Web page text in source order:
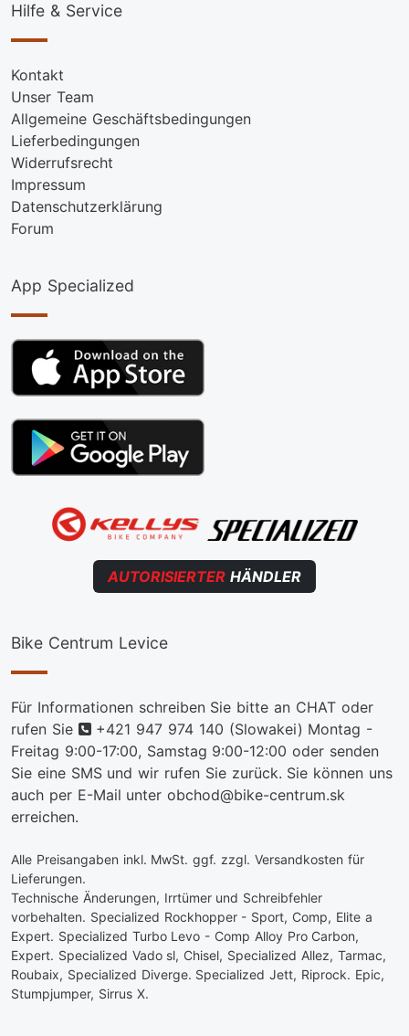
Hilfe & Service
Kontakt
Unser Team
Allgemeine Geschäftsbedingungen
Lieferbedingungen
Widerrufsrecht
Impressum
Datenschutzerklärung
Forum
App Specialized
AUTORISIERTER HÄNDLER
Bike Centrum Levice
Für Informationen schreiben Sie bitte an CHAT oder
rufen Sie
telefon
+421 947 974 140 (Slowakei) Montag -
Freitag 9:00-17:00, Samstag 9:00-12:00 oder senden
Sie eine SMS und wir rufen Sie zurück. Sie können uns
auch per E-Mail unter obchod@bike-centrum.sk
erreichen.
Alle Preisangaben inkl. MwSt. ggf. zzgl. Versandkosten für
Lieferungen.
Technische Änderungen, Irrtümer und Schreibfehler
vorbehalten. Specialized Rockhopper - Sport, Comp, Elite a
Expert. Specialized Turbo Levo - Comp Alloy Pro Carbon,
Expert. Specialized Vado sl, Chisel, Specialized Allez, Tarmac,
Roubaix, Specialized Diverge. Specialized Jett, Riprock. Epic,
Stumpjumper, Sirrus X.